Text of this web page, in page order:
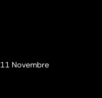
Novembre